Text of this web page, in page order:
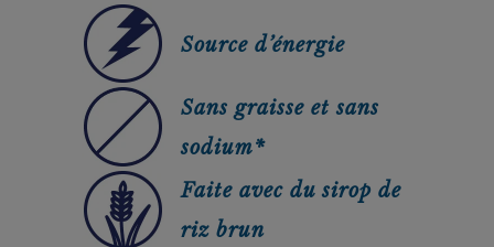
Source d’énergie
Sans graisse et sans
sodium*
Faite avec du sirop de
riz brun